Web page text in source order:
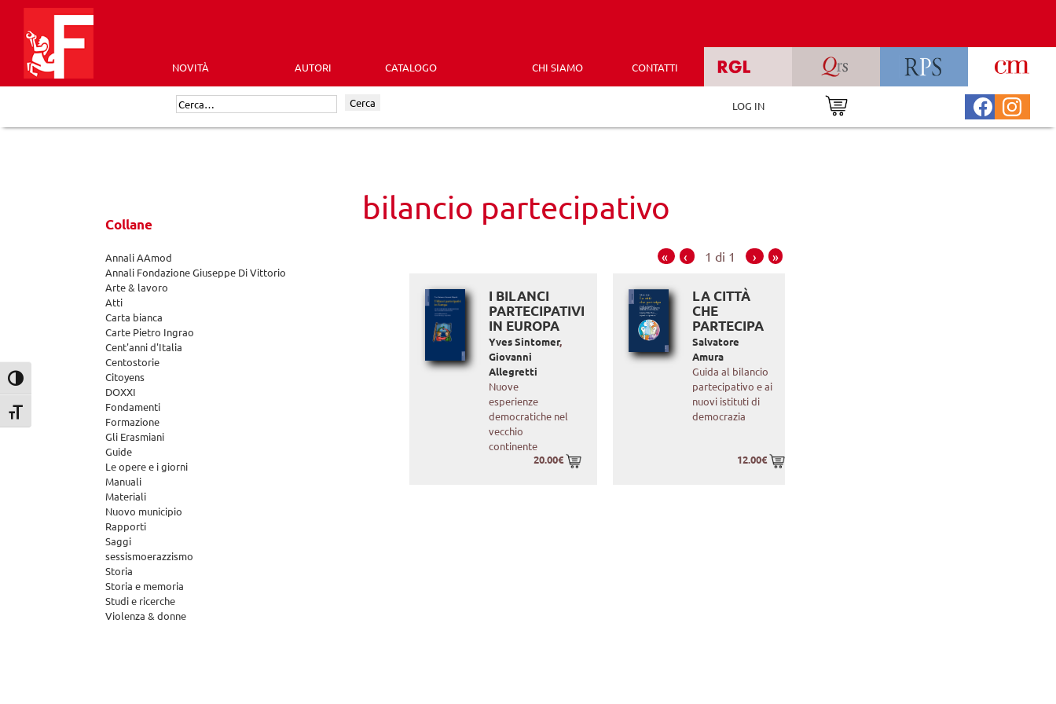
Attiva/disattiva alto contrasto
Attiva/disattiva dimensione testo
content
Futura
Editrice
NOVITÀ AUTORI CATALOGO CHI SIAMO CONTATTI
Cerca: Cerca LOG IN
Collane
Annali AAmod
Annali Fondazione Giuseppe Di Vittorio
Arte & lavoro
Atti
Carta bianca
Carte Pietro Ingrao
Cent'anni d'Italia
Centostorie
Citoyens
DOXXI
Fondamenti
Formazione
Gli Erasmiani
Guide
Le opere e i giorni
Manuali
Materiali
Nuovo municipio
Rapporti
Saggi
sessismoerazzismo
Storia
Storia e memoria
Studi e ricerche
Violenza & donne
bilancio partecipativo
« ‹ 1 di 1 › »
I BILANCI
PARTECIPATIVI
IN EUROPA
Yves Sintomer,
Giovanni
Allegretti
Nuove
esperienze
democratiche nel
vecchio
continente
20.00€
LA CITTÀ
CHE
PARTECIPA
Salvatore
Amura
Guida al bilancio
partecipativo e ai
nuovi istituti di
democrazia
12.00€